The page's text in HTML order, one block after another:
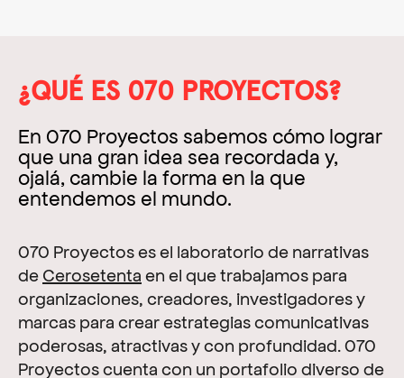
¿QUÉ ES 070 PROYECTOS?
En 070 Proyectos sabemos cómo lograr
que una gran idea sea recordada y,
ojalá, cambie la forma en la que
entendemos el mundo.
070 Proyectos es el laboratorio de narrativas
de Cerosetenta en el que trabajamos para
organizaciones, creadores, investigadores y
marcas para crear estrategias comunicativas
poderosas, atractivas y con profundidad. 070
Proyectos cuenta con un portafolio diverso de